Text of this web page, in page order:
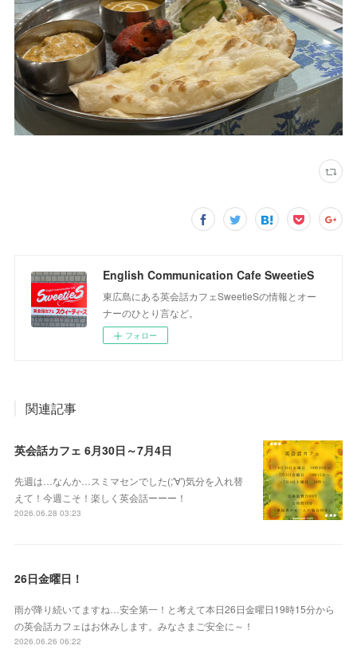
English Communication Cafe SweetieS
東広島にある英会話カフェSweetieSの情報とオー
ナーのひとり言など。
フォロー
関連記事
英会話カフェ 6月30日～7月4日
先週は…なんか…スミマセンでした(;'∀')気分を入れ替
えて！今週こそ！楽しく英会話ーーー！
2026.06.28 03:23
26日金曜日！
雨が降り続いてますね…安全第一！と考えて本日26日金曜日19時15分から
の英会話カフェはお休みします。みなさまご安全に～！
2026.06.26 06:22